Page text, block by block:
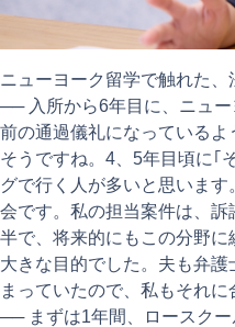
ニューヨーク留学で触れた、
── 入所から6年目に、ニュ
前の通過儀礼になっているよ
そうですね。4、5年目頃に｢
グで行く人が多いと思いま
会です。私の担当案件は、
半で、将来的にもこの分野
大きな目的でした。夫も弁
まっていたので、私もそれに
── まずは1年間、ロースク